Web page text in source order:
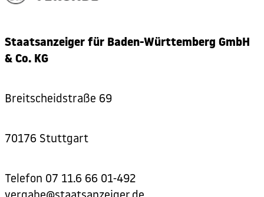
Staatsanzeiger für Baden-Württemberg GmbH
& Co. KG
Breitscheidstraße 69
70176 Stuttgart
Telefon 07 11.6 66 01-492